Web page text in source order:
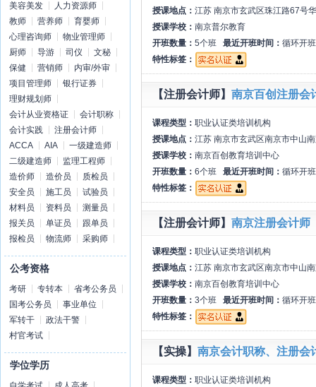
美容美发
人力资源师
教师
营养师
育婴师
心理咨询师
物业管理师
厨师
导游 司仪
文秘
保健
营销师
内审/外审
项目管理师
银行证券
理财规划师
会计从业资格证
会计职称
会计实践
注册会计师
ACCA
AIA
一级建造师
二级建造师
监理工程师
造价师
造价员
质检员
安全员
施工员
试验员
材料员
资料员
测量员
报关员
单证员
跟单员
报检员
物流师 采购师
公考资格
考研 专转本
省考公务员
国考公务员
事业单位
军转干
政法干警
村官考试
学位学历
授课地点： 江苏 南京市玄武区珠江路67号
授课学校： 南京普尔教育
开班数量： 5个班 最近开班时间： 循环开班
特性标签：
【注册会计师】 南京百创注册会
课程类型： 职业认证类培训机构
授课地点： 江苏 南京市玄武区南京市中山
授课学校： 南京百创教育培训中心
开班数量： 6个班 最近开班时间： 循环开班
特性标签：
【注册会计师】 南京注册会计师
课程类型： 职业认证类培训机构
授课地点： 江苏 南京市玄武区南京市中山
授课学校： 南京百创教育培训中心
开班数量： 3个班 最近开班时间： 循环开班
特性标签：
【实操】 南京会计职称、注册会
课程类型： 职业认证类培训机构